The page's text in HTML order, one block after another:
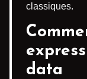
classiques.
data